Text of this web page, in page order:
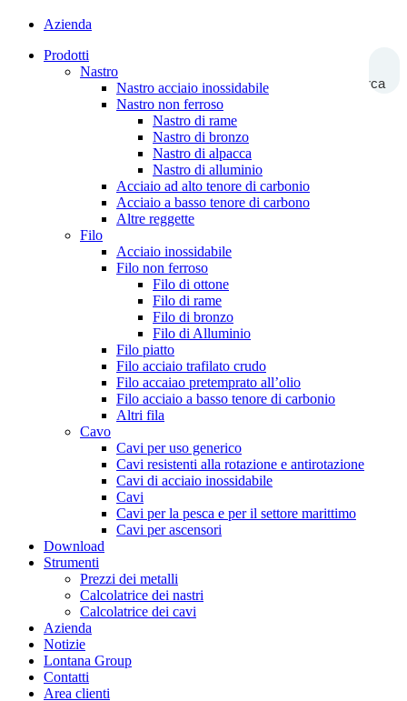
Azienda
Ricerca
Prodotti
Nastro
Nastro acciaio inossidabile
Nastro non ferroso
Nastro di rame
Nastro di bronzo
Nastro di alpacca
Nastro di alluminio
Acciaio ad alto tenore di carbonio
Acciaio a basso tenore di carbono
Altre reggette
Filo
Acciaio inossidabile
Filo non ferroso
Filo di ottone
Filo di rame
Filo di bronzo
Filo di Alluminio
Filo piatto
Filo acciaio trafilato crudo
Filo accaiao pretemprato all’olio
Filo acciaio a basso tenore di carbonio
Altri fila
Cavo
Cavi per uso generico
Cavi resistenti alla rotazione e antirotazione
Cavi di acciaio inossidabile
Cavi
Cavi per la pesca e per il settore marittimo
Cavi per ascensori
Download
Strumenti
Prezzi dei metalli
Calcolatrice dei nastri
Calcolatrice dei cavi
Azienda
Notizie
Lontana Group
Contatti
Area clienti